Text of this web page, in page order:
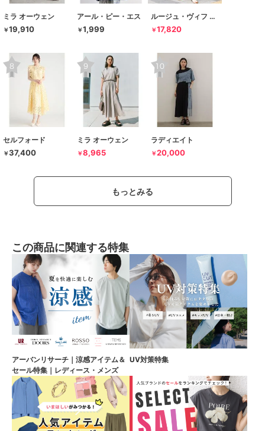
ミラ オーウェン
￥19,910
アール・ピー・エス
￥1,999
ルージュ・ヴィフ ラクレ
￥17,820
セルフォード
￥37,400
ミラ オーウェン
￥8,965
ラディエイト
￥20,000
もっとみる
この商品に関連する特集
アーバンリサーチ｜涼感アイテム＆
セール特集｜レディース・メンズ
UV対策特集